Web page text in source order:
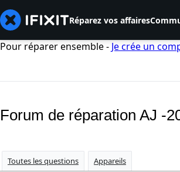
Réparez vos affaires
Pour réparer ensemble - Je crée un
Forum de réparation AJ -
Toutes les questions Appareils